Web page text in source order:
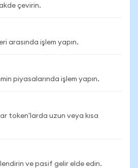
çevirin.
arasında işlem yapın.
piyasalarında işlem yapın.
token'larda uzun veya kısa
ve pasif gelir elde edin.